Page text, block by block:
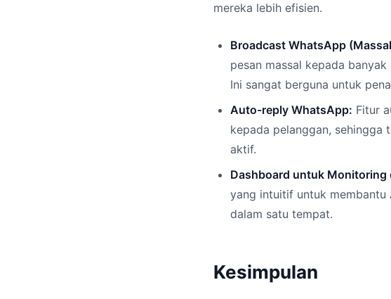
mereka lebih efisien.
Broadcast WhatsApp
pesan massal kepada
Ini sangat berguna untuk
Auto-reply WhatsApp: Fitur
kepada pelanggan, sehingga
aktif.
Dashboard untuk Monitoring
yang intuitif untuk membantu
dalam satu tempat.
Kesimpulan